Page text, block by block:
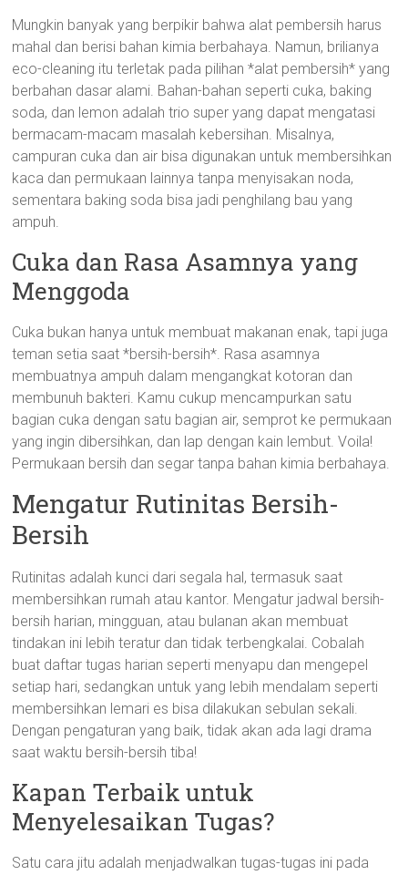
Mungkin banyak yang berpikir bahwa alat pembersih harus
mahal dan berisi bahan kimia berbahaya. Namun, brilianya
eco-cleaning itu terletak pada pilihan *alat pembersih* yang
berbahan dasar alami. Bahan-bahan seperti cuka, baking
soda, dan lemon adalah trio super yang dapat mengatasi
bermacam-macam masalah kebersihan. Misalnya,
campuran cuka dan air bisa digunakan untuk membersihkan
kaca dan permukaan lainnya tanpa menyisakan noda,
sementara baking soda bisa jadi penghilang bau yang
ampuh.
Cuka dan Rasa Asamnya yang
Menggoda
Cuka bukan hanya untuk membuat makanan enak, tapi juga
teman setia saat *bersih-bersih*. Rasa asamnya
membuatnya ampuh dalam mengangkat kotoran dan
membunuh bakteri. Kamu cukup mencampurkan satu
bagian cuka dengan satu bagian air, semprot ke permukaan
yang ingin dibersihkan, dan lap dengan kain lembut. Voila!
Permukaan bersih dan segar tanpa bahan kimia berbahaya.
Mengatur Rutinitas Bersih-
Bersih
Rutinitas adalah kunci dari segala hal, termasuk saat
membersihkan rumah atau kantor. Mengatur jadwal bersih-
bersih harian, mingguan, atau bulanan akan membuat
tindakan ini lebih teratur dan tidak terbengkalai. Cobalah
buat daftar tugas harian seperti menyapu dan mengepel
setiap hari, sedangkan untuk yang lebih mendalam seperti
membersihkan lemari es bisa dilakukan sebulan sekali.
Dengan pengaturan yang baik, tidak akan ada lagi drama
saat waktu bersih-bersih tiba!
Kapan Terbaik untuk
Menyelesaikan Tugas?
Satu cara jitu adalah menjadwalkan tugas-tugas ini pada